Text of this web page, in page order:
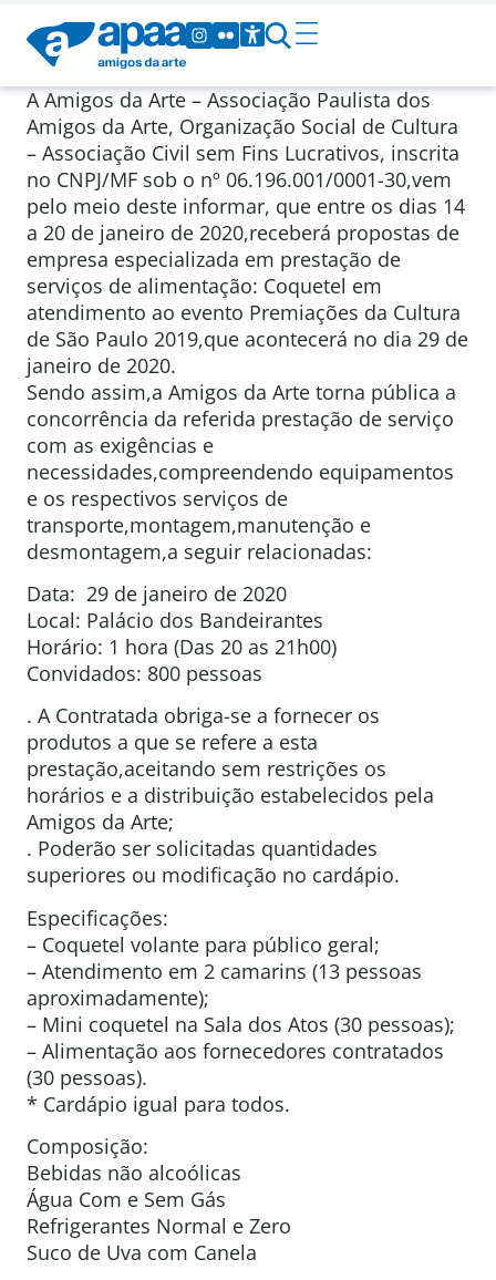
A Amigos da Arte – Associação Paulista dos
Amigos da Arte, Organização Social de Cultura
– Associação Civil sem Fins Lucrativos, inscrita
no CNPJ/MF sob o nº 06.196.001/0001-30,vem
pelo meio deste informar, que entre os dias 14
a 20 de janeiro de 2020,receberá propostas de
empresa especializada em prestação de
serviços de alimentação: Coquetel em
atendimento ao evento Premiações da Cultura
de São Paulo 2019,que acontecerá no dia 29 de
janeiro de 2020.
Sendo assim,a Amigos da Arte torna pública a
concorrência da referida prestação de serviço
com as exigências e
necessidades,compreendendo equipamentos
e os respectivos serviços de
transporte,montagem,manutenção e
desmontagem,a seguir relacionadas:
Data: 29 de janeiro de 2020
Local: Palácio dos Bandeirantes
Horário: 1 hora (Das 20 as 21h00)
Convidados: 800 pessoas
. A Contratada obriga-se a fornecer os
produtos a que se refere a esta
prestação,aceitando sem restrições os
horários e a distribuição estabelecidos pela
Amigos da Arte;
. Poderão ser solicitadas quantidades
superiores ou modificação no cardápio.
Especificações:
– Coquetel volante para público geral;
– Atendimento em 2 camarins (13 pessoas
aproximadamente);
– Mini coquetel na Sala dos Atos (30 pessoas);
– Alimentação aos fornecedores contratados
(30 pessoas).
* Cardápio igual para todos.
Composição:
Bebidas não alcoólicas
Água Com e Sem Gás
Refrigerantes Normal e Zero
Suco de Uva com Canela